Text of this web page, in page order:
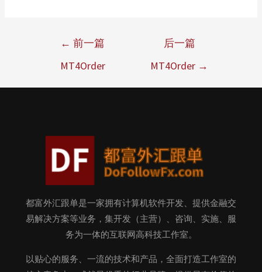
← 前一篇
MT4Order
后一篇
MT4Order →
都富外汇跟单是一家拥有计算机软件开发、提供金融交
易解决方案等业务，集开发（主营）、咨询、实施、服
务为一体的互联网高科技工作室。
以贴心的服务、一流的技术和产品，全面打造工作室的